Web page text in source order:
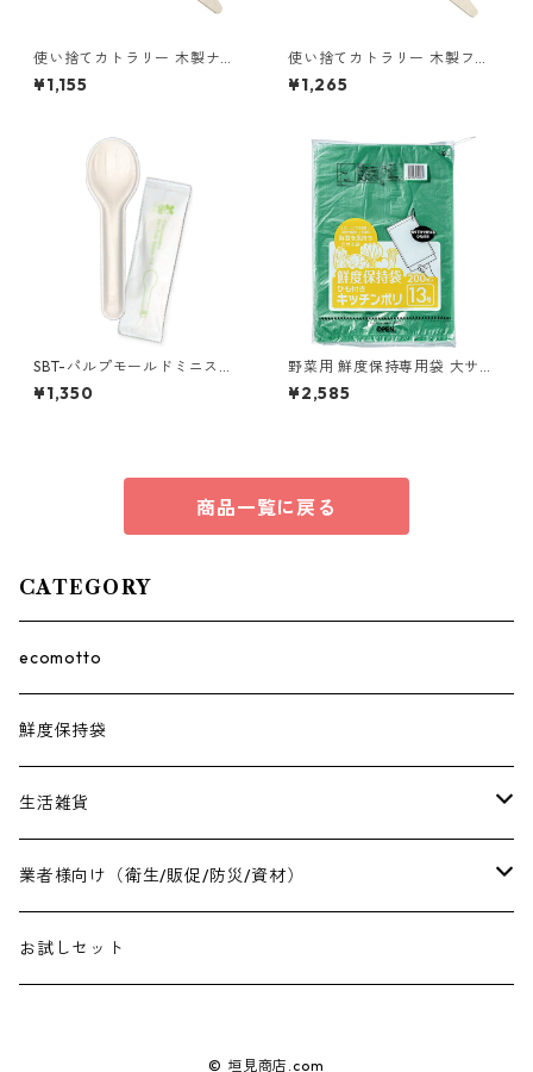
使い捨てカトラリー 木製ナイ
フ165 1袋（100本入）
¥1,155
使い捨てカトラリー 木製フォ
ーク165 1袋（100本入）
¥1,265
SBT-パルプモールドミニスプ
ーン110白（個包装）100本/袋
¥1,350
野菜用 鮮度保持専用袋 大サイ
ズ 200枚x5個
¥2,585
商品一覧に戻る
CATEGORY
ecomotto
鮮度保持袋
生活雑貨
保冷バッグ
アクセサリーラック
業者様向け（衛生/販促/防災/資材）
衛生用品
お試しセット
© 垣見商店.com